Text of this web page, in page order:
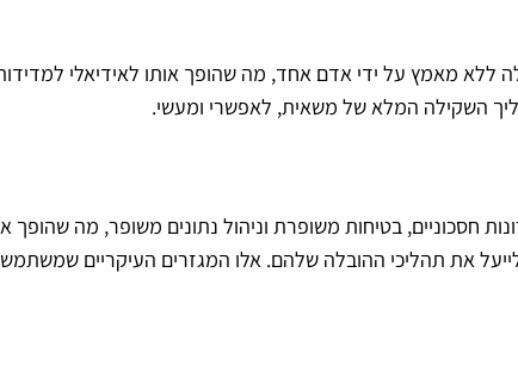
שלו, השוקל רק 20 ק"ג, מאפשר הובלה ללא מאמץ על ידי אדם אחד, מה שהופך אותו לאידיאלי
השקילה המלא של משאית, לאפשרי ומעשי.
חסכוניים, בטיחות משופרת וניהול נתונים משופר, מה
את תהליכי ההובלה שלהם. אלו המגזרים העיקריים